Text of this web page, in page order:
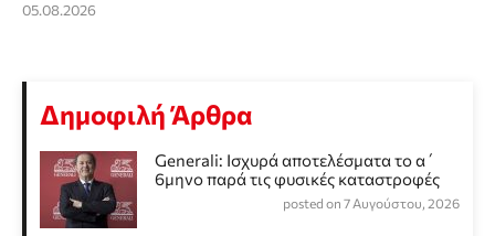
05.08.2026
Δημοφιλή Άρθρα
Generali: Ισχυρά αποτελέσματα το α΄
6μηνο παρά τις φυσικές καταστροφές
posted on 7 Αυγούστου, 2026